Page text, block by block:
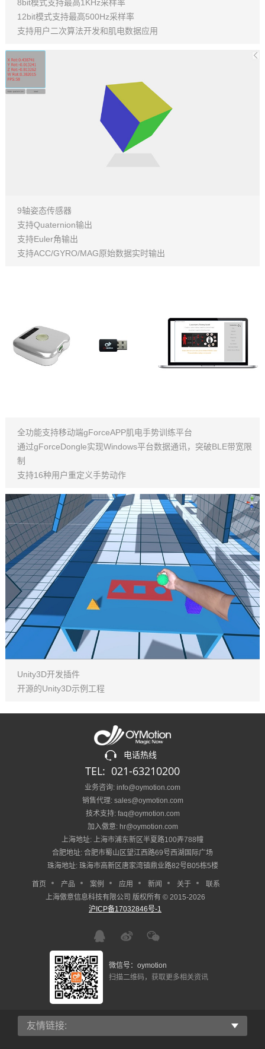
8bit模式支持最高1KHz采样率
12bit模式支持最高500Hz采样率
支持用户二次算法开发和肌电数据应用
9轴姿态传感器
支持Quaternion输出
支持Euler角输出
支持ACC/GYRO/MAG原始数据实时输出
全功能支持移动端gForceAPP肌电手势训练平台
通过gForceDongle实现Windows平台数据通讯，突破BLE带宽限
制
支持16种用户重定义手势动作
Unity3D开发插件
开源的Unity3D示例工程
电话热线
TEL: 021-63210200
业务咨询: info@oymotion.com
销售代理: sales@oymotion.com
技术支持: faq@oymotion.com
加入傲意: hr@oymotion.com
上海地址: 上海市浦东新区半夏路100弄788幢
合肥地址: 合肥市蜀山区望江西路69号西湖国际广场
珠海地址: 珠海市高新区唐家湾镇鼎业路82号B05栋5楼
首页 产品 案例 应用 新闻 关于
联系
上海傲意信息科技有限公司 版权所有 © 2015-2026
沪ICP备17032846号-1
微信号：oymotion
扫描二维码，获取更多相关资讯
友情链接: